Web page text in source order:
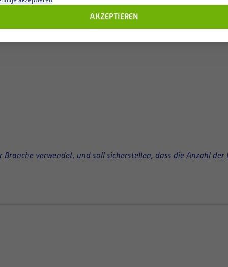
verwendet, und soll sicherstellen, dass die Anzahl
AKZEPTIEREN